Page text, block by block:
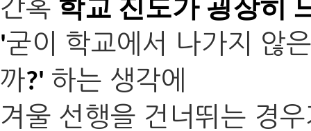
간혹 학교 진도가 굉장히
'굳이 학교에서 나가지 않
까?' 하는 생각에
겨울 선행을 건너뛰는 경